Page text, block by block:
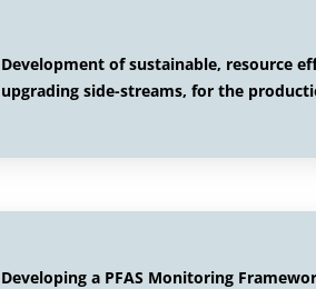
Development of sustainable, resource
upgrading side-streams, for the
Developing a PFAS Monitoring